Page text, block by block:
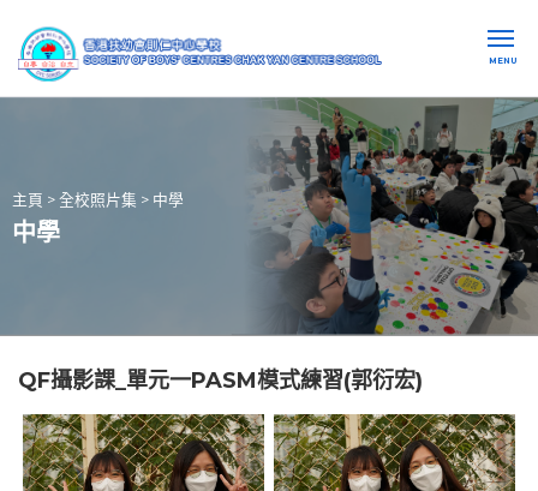
MENU
主頁 > 全校照片集 > 中學
中學
QF攝影課_單元一PASM模式練習(郭衍宏)